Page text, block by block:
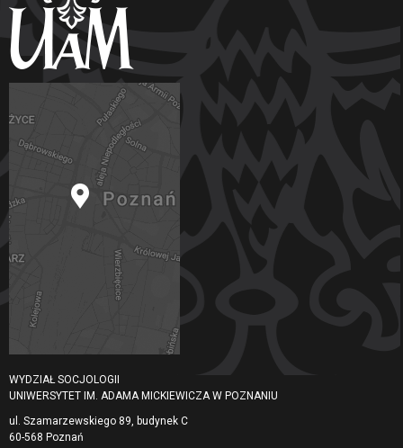
WYDZIAŁ SOCJOLOGII
UNIWERSYTET IM. ADAMA MICKIEWICZA W POZNANIU
ul. Szamarzewskiego 89, budynek C
60-568 Poznań